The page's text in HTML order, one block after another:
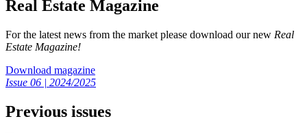
Real Estate Magazine
For the latest news from the market please download our new Real
Estate Magazine!
Download magazine
Issue 06 | 2024/2025
Previous issues